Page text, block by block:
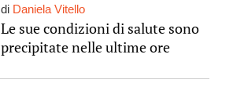
di Daniela Vitello
Le sue condizioni di salute sono
precipitate nelle ultime ore